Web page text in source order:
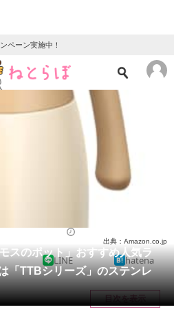
ペーン実施中！
ニュース
スのポット」おすすめ人気ラ
「TTBシリーズ」のステンレ
出典：Amazon.co.jp
LINE hatena
目次を表示